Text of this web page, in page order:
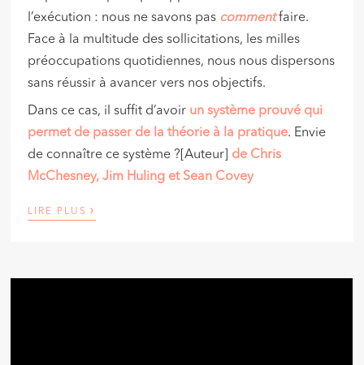
l’exécution : nous ne savons pas commentfaire.
Face à la multitude des sollicitations, les milles
préoccupations quotidiennes, nous nous dispersons
sans réussir à avancer vers nos objectifs.
Dans ce cas, il suffit d’avoir un système prouvé qui
permet de passer de la théorie à la pratique. Envie
de connaître ce système ?[Auteur] de Chris
McChesney, Jim Huling et Sean Covey
LIRE PLUS ›